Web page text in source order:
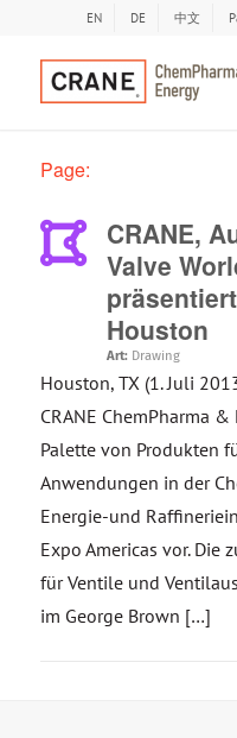
EN DE 中文
Page:
CRANE,
Valve
Houston
Art: Drawing
Houston, TX (1. Juli
CRANE ChemPharma
Palette von Produkten
Anwendungen in der
Energie-und
Expo Americas vor. Die
für Ventile und
im George Brown […]